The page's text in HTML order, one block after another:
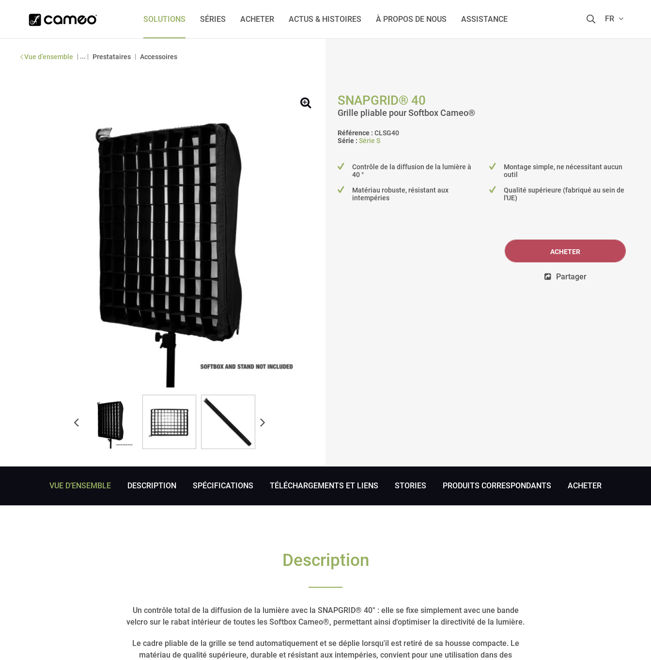
SOLUTIONS SÉRIES ACHETER ACTUS & HISTOIRES À PROPOS DE NOUS ASSISTANCE FR
Vue d’ensemble | ... | Prestataires | Accessoires
SNAPGRID® 40
Grille pliable pour Softbox Cameo®
Référence : CLSG40
Série : Série S
Contrôle de la diffusion de la lumière à
40 °
Montage simple, ne nécessitant aucun
outil
Matériau robuste, résistant aux
intempéries
Qualité supérieure (fabriqué au sein de
l'UE)
ACHETER
Partager
VUE D’ENSEMBLE DESCRIPTION SPÉCIFICATIONS TÉLÉCHARGEMENTS ET LIENS STORIES PRODUITS CORRESPONDANTS ACHETER
Description
Un contrôle total de la diffusion de la lumière avec la SNAPGRID® 40° : elle se fixe simplement avec une bande
velcro sur le rabat intérieur de toutes les Softbox Cameo®, permettant ainsi d'optimiser la directivité de la lumière.
Le cadre pliable de la grille se tend automatiquement et se déplie lorsqu'il est retiré de sa housse compacte. Le
matériau de qualité supérieure, durable et résistant aux intempéries, convient pour une utilisation dans des